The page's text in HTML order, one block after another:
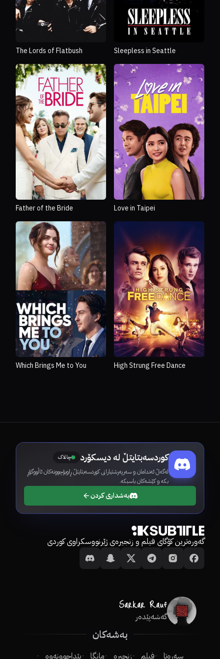
The Lords of Flatbush Sleepless in Seattle
Father of the Bride Love in Taipei
Which Brings Me to You High Strung Free Dance
کوردسەبتایتڵ لە دیسکۆرد چالاک
لەگەڵ ئەندامان و سەرپەرشتیارانی کوردسەبتایتڵ ڕاوبۆچوونەکان ئاڵووگۆڕ
بکە و کێشەکان باسبکە.
بەشداری کردن
گەورەترین کۆگای فیلم و زنجیرەی ژێرنووسکراوی کوردی
گەشەپێدەر
بەشەکان
سەرەتا فیلم زنجیرە مانگا پێداچوونەوە